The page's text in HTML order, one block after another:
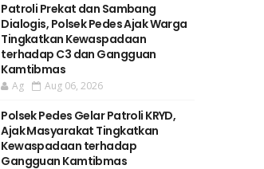
Patroli Prekat dan Sambang
Dialogis, Polsek Pedes Ajak Warga
Tingkatkan Kewaspadaan
terhadap C3 dan Gangguan
Kamtibmas
Ag Aug 06, 2026
Polsek Pedes Gelar Patroli KRYD,
Ajak Masyarakat Tingkatkan
Kewaspadaan terhadap
Gangguan Kamtibmas